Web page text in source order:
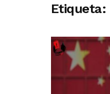
Etiqueta: